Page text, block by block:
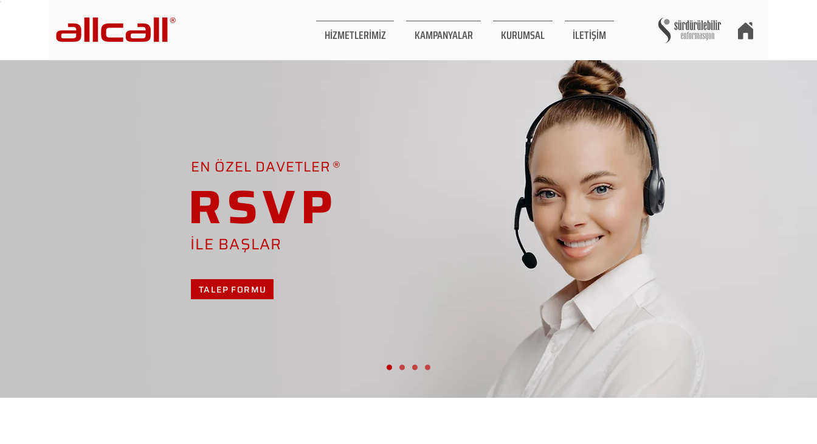
HİZMETLERİMİZ KAMPANYALAR KURUMSAL İLETİŞİM
EN ÖZEL DAVETLER
RSVP
İLE BAŞLAR
TALEP FORMU